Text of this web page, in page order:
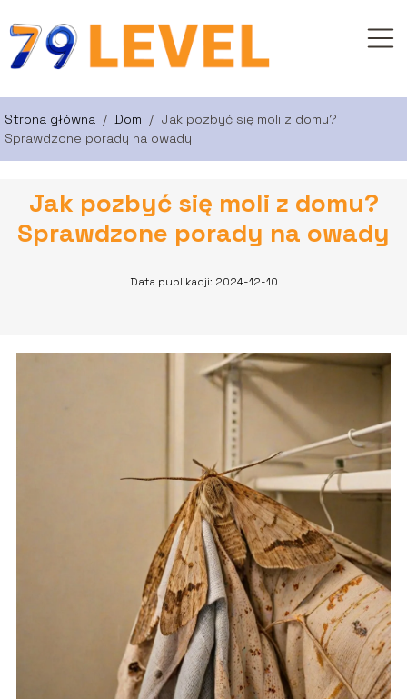
Strona główna / Dom / Jak pozbyć się moli z domu?
Sprawdzone porady na owady
Jak pozbyć się moli z domu?
Sprawdzone porady na owady
Data publikacji: 2024-12-10